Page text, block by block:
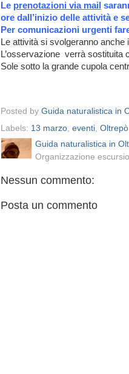
Le prenotazioni via mail
ore dall’inizio delle attività e
Per comunicazioni urgenti
Le attività si svolgeranno anche
L’osservazione verrà sostituita
Sole sotto la grande cupola
Posted by Guida naturalistica in
Labels: 13 marzo eventi Oltrepò
Guida naturalistica in
Organizzazione
Nessun commento:
Posta un commento